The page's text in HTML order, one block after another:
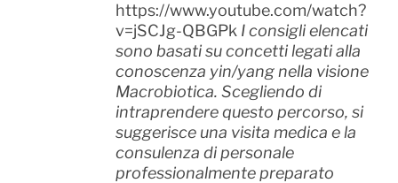
https://www.youtube.com/watch?
v=jSCJg-QBGPk I consigli elencati
sono basati su concetti legati alla
conoscenza yin/yang nella visione
Macrobiotica. Scegliendo di
intraprendere questo percorso, si
suggerisce una visita medica e la
consulenza di personale
professionalmente preparato